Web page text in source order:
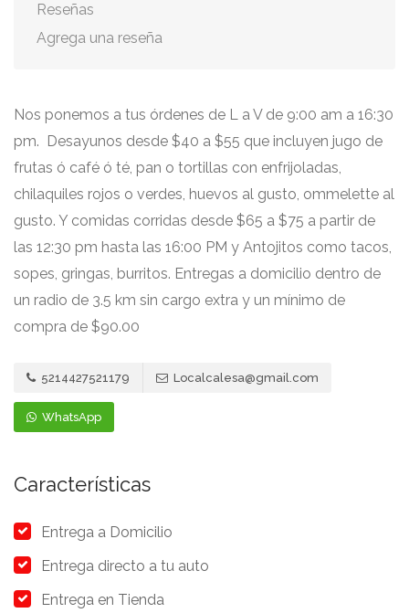
Reseñas
Agrega una reseña
Nos ponemos a tus órdenes de L a V de 9:00 am a 16:30
pm. Desayunos desde $40 a $55 que incluyen jugo de
frutas ó café ó té, pan o tortillas con enfrijoladas,
chilaquiles rojos o verdes, huevos al gusto, ommelette al
gusto. Y comidas corridas desde $65 a $75 a partir de
las 12:30 pm hasta las 16:00 PM y Antojitos como tacos,
sopes, gringas, burritos. Entregas a domicilio dentro de
un radio de 3.5 km sin cargo extra y un mínimo de
compra de $90.00
5214427521179 Localcalesa@gmail.com
WhatsApp
Características
Entrega a Domicilio
Entrega directo a tu auto
Entrega en Tienda